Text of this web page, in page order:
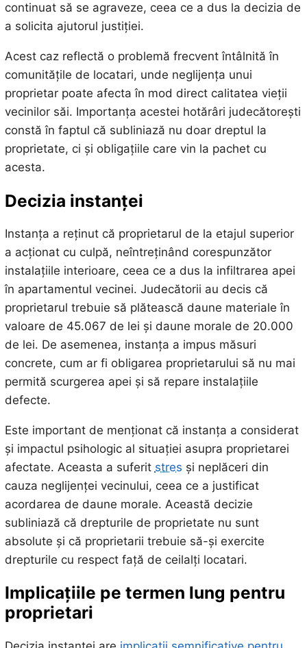
continuat să se agraveze, ceea ce a dus la decizia de
a solicita ajutorul justiției.
Acest caz reflectă o problemă frecvent întâlnită în
comunitățile de locatari, unde neglijența unui
proprietar poate afecta în mod direct calitatea vieții
vecinilor săi. Importanța acestei hotărâri judecătorești
constă în faptul că subliniază nu doar dreptul la
proprietate, ci și obligațiile care vin la pachet cu
acesta.
Decizia instanței
Instanța a reținut că proprietarul de la etajul superior
a acționat cu culpă, neîntreținând corespunzător
instalațiile interioare, ceea ce a dus la infiltrarea apei
în apartamentul vecinei. Judecătorii au decis că
proprietarul trebuie să plătească daune materiale în
valoare de 45.067 de lei și daune morale de 20.000
de lei. De asemenea, instanța a impus măsuri
concrete, cum ar fi obligarea proprietarului să nu mai
permită scurgerea apei și să repare instalațiile
defecte.
Este important de menționat că instanța a considerat
și impactul psihologic al situației asupra proprietarei
afectate. Aceasta a suferit stres și neplăceri din
cauza neglijenței vecinului, ceea ce a justificat
acordarea de daune morale. Această decizie
subliniază că drepturile de proprietate nu sunt
absolute și că proprietarii trebuie să-și exercite
drepturile cu respect față de ceilalți locatari.
Implicațiile pe termen lung pentru
proprietari